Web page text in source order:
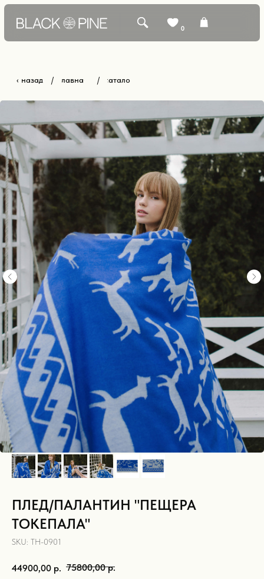
ПЛЕД/ПАЛАНТИН "ПЕЩЕРА
ТОКЕПАЛА"
SKU: ТН-0901
44900,00 р. 75800,00 р.